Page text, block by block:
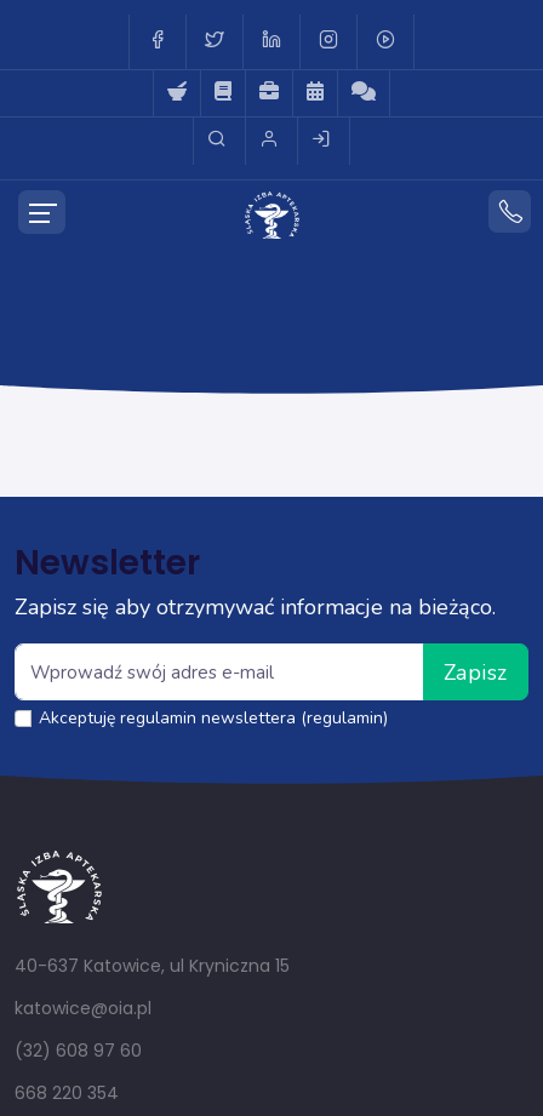
Newsletter
Zapisz się aby otrzymywać informacje na bieżąco.
Zapisz
Akceptuję regulamin newslettera (regulamin)
40-637 Katowice, ul Kryniczna 15
katowice@oia.pl
(32) 608 97 60
668 220 354